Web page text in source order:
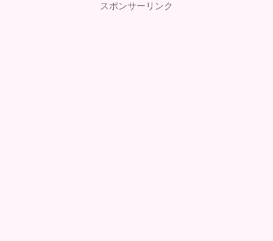
スポンサーリンク